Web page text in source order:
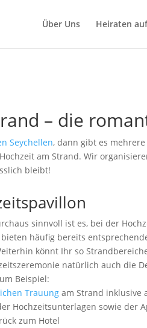
Über Uns Heiraten
– die
Seychellen, dann gibt es
am Strand. Wir
bleibt!
sinnvoll ist es, bei der
häufig bereits
könnt Ihr so
natürlich auch die
Beispiel:
Trauung am Strand inklusive
Hochzeitsunterlagen sowie der
zum Hotel